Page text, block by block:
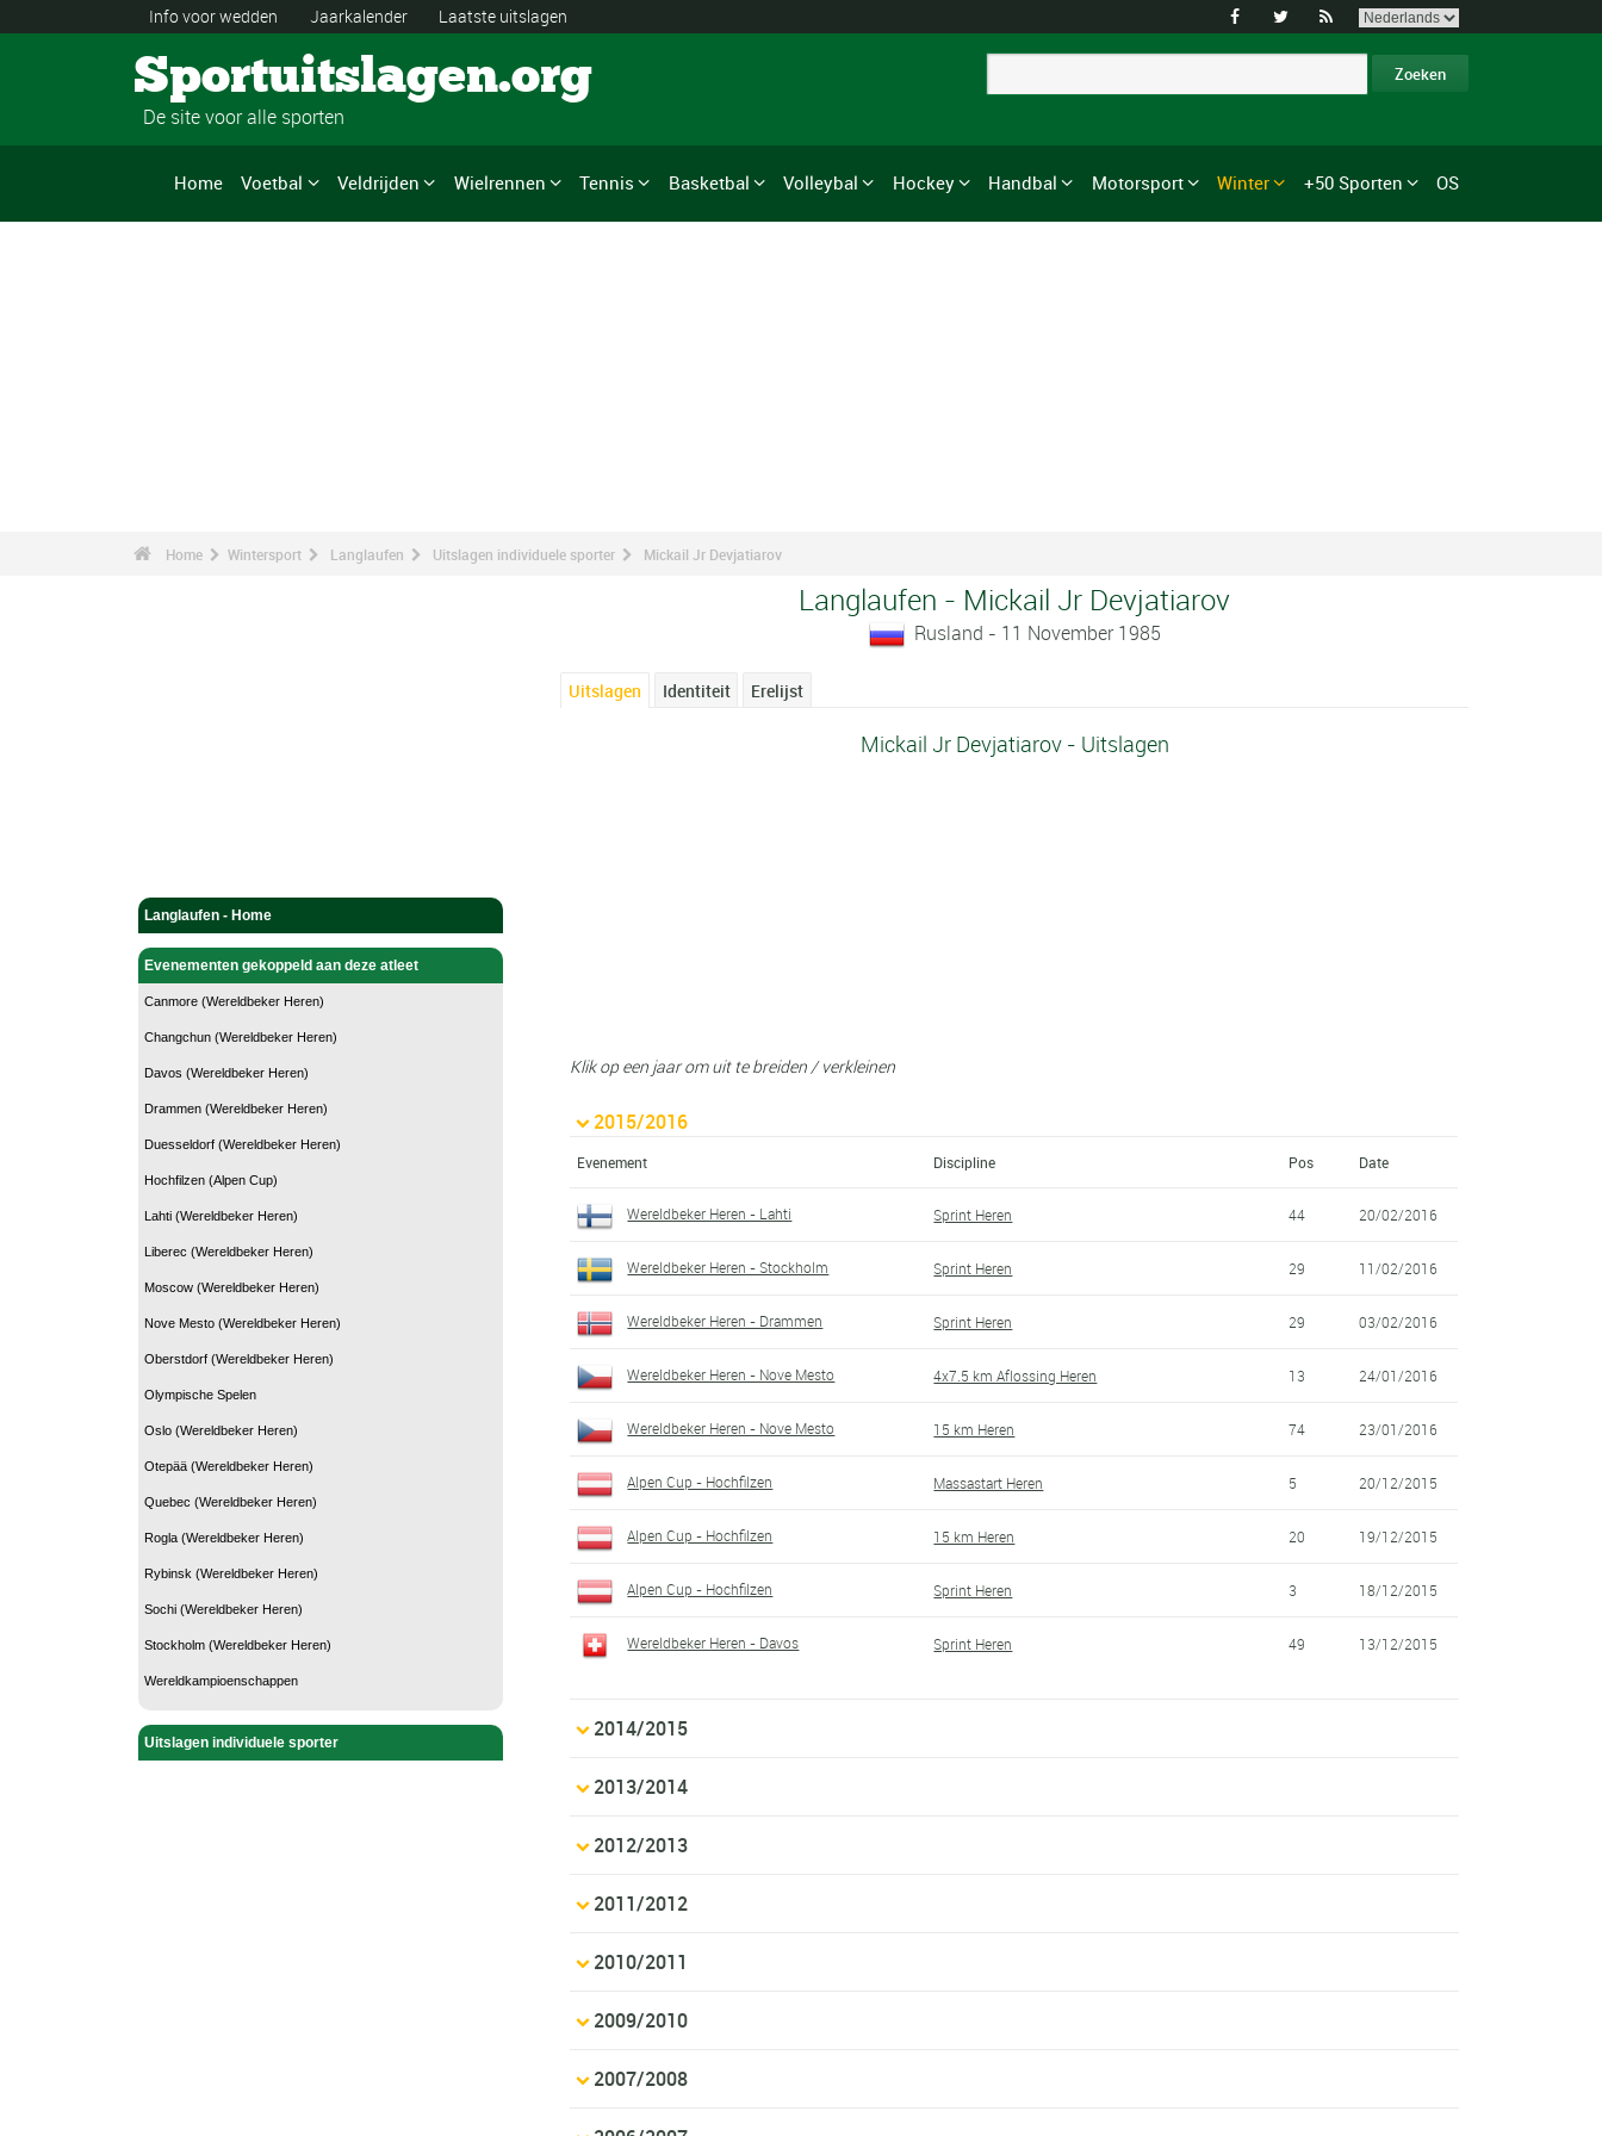
Info voor wedden Jaarkalender Laatste uitslagen   
Sportuitslagen.org
De site voor alle sporten
Home Voetbal Veldrijden Wielrennen Tennis Basketbal Volleybal Hockey Handbal Motorsport Winter +50 Sporten OS
Home Wintersport Langlaufen Uitslagen individuele sporter Mickail Jr Devjatiarov
Langlaufen - Home
Evenementen gekoppeld aan deze atleet
Canmore (Wereldbeker Heren)
Changchun (Wereldbeker Heren)
Davos (Wereldbeker Heren)
Drammen (Wereldbeker Heren)
Duesseldorf (Wereldbeker Heren)
Hochfilzen (Alpen Cup)
Lahti (Wereldbeker Heren)
Liberec (Wereldbeker Heren)
Moscow (Wereldbeker Heren)
Nove Mesto (Wereldbeker Heren)
Oberstdorf (Wereldbeker Heren)
Olympische Spelen
Oslo (Wereldbeker Heren)
Otepää (Wereldbeker Heren)
Quebec (Wereldbeker Heren)
Rogla (Wereldbeker Heren)
Rybinsk (Wereldbeker Heren)
Sochi (Wereldbeker Heren)
Stockholm (Wereldbeker Heren)
Wereldkampioenschappen
Uitslagen individuele sporter
Langlaufen - Mickail Jr Devjatiarov
Rusland - 11 November 1985
Uitslagen Identiteit Erelijst
Mickail Jr Devjatiarov - Uitslagen
Klik op een jaar om uit te breiden / verkleinen
2015/2016
Evenement Discipline Pos Date
Wereldbeker Heren - Lahti Sprint Heren 44 20/02/2016
Wereldbeker Heren - Stockholm Sprint Heren 29 11/02/2016
Wereldbeker Heren - Drammen Sprint Heren 29 03/02/2016
Wereldbeker Heren - Nove Mesto 4x7.5 km Aflossing Heren 13 24/01/2016
Wereldbeker Heren - Nove Mesto 15 km Heren 74 23/01/2016
Alpen Cup - Hochfilzen Massastart Heren 5 20/12/2015
Alpen Cup - Hochfilzen 15 km Heren 20 19/12/2015
Alpen Cup - Hochfilzen Sprint Heren 3 18/12/2015
Wereldbeker Heren - Davos Sprint Heren 49 13/12/2015
2014/2015
2013/2014
2012/2013
2011/2012
2010/2011
2009/2010
2007/2008